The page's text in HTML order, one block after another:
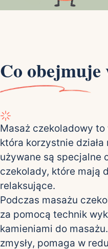
Co obejmuje
Masaż czekoladowy
która korzystnie działa
używane są specjalne
czekolady, które mają
relaksujące.
Podczas masażu
za pomocą technik
kamieniami do
zmysły, pomaga w